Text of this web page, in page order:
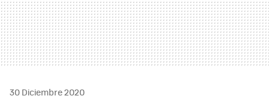
30 Diciembre 2020